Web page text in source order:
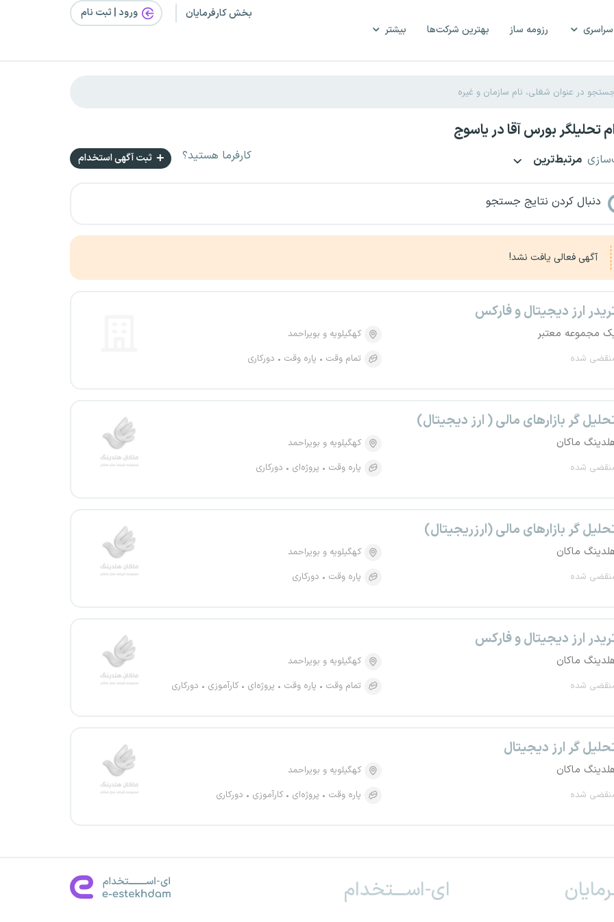
رزومه ساز بهترین شرکت‌ها بیشتر
بخش کارفرمایان ورود | ثبت‌ نام
تحلیلگر بورس آقا در یاسوج
مرتبط‌ترین کارفرما هستید؟ ثبت آگهی استخدام
دنبال کردن نتایج جستجو
آگهی فعالی یافت نشد!
ارز دیجیتال و فارکس
مجموعه معتبر
شده
کهگیلویه و بویراحمد
تمام وقت
پاره وقت دورکاری
گر بازارهای مالی ( ارز دیجیتال)
ماکان
شده
کهگیلویه و بویراحمد
پاره وقت
پروژه‌ای دورکاری
گر بازارهای مالی (ارزریجیتال)
ماکان
شده
کهگیلویه و بویراحمد
پاره وقت
دورکاری
ارز دیجیتال و فارکس
ماکان
شده
کهگیلویه و بویراحمد
تمام وقت
پاره وقت پروژه‌ای کارآموزی دورکاری
گر ارز دیجیتال
ماکان
شده
کهگیلویه و بویراحمد
پاره وقت
پروژه‌ای کارآموزی دورکاری
ای-اســـتخدام